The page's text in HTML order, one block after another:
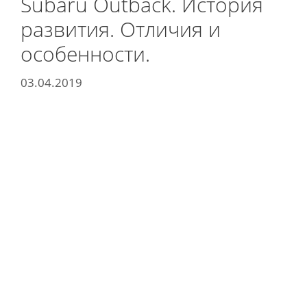
развития. Отличия и
особенности.
03.04.2019